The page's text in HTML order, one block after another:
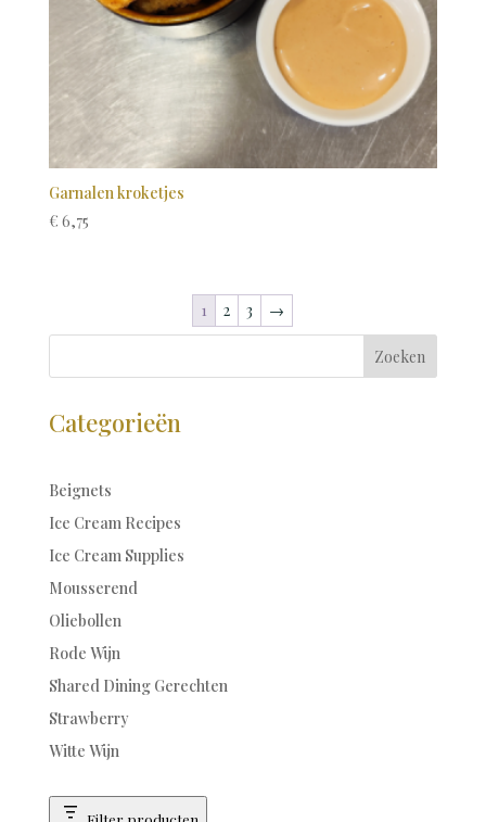
Garnalen kroketjes
€ 6,75
1 2 3 →
Zoeken
Categorieën
Beignets
Ice Cream Recipes
Ice Cream Supplies
Mousserend
Oliebollen
Rode Wijn
Shared Dining Gerechten
Strawberry
Witte Wijn